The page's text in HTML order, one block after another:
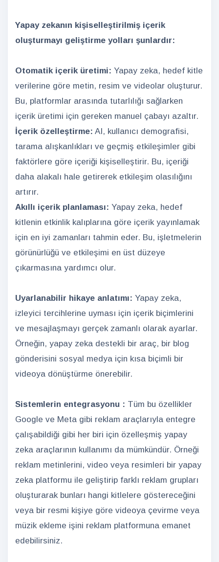
Yapay zekanın kişiselleştirilmiş içerik
oluşturmayı geliştirme yolları şunlardır:
Otomatik içerik üretimi: Yapay zeka, hedef kitle
verilerine göre metin, resim ve videolar oluşturur.
Bu, platformlar arasında tutarlılığı sağlarken
içerik üretimi için gereken manuel çabayı azaltır.
İçerik özelleştirme: AI, kullanıcı demografisi,
tarama alışkanlıkları ve geçmiş etkileşimler gibi
faktörlere göre içeriği kişiselleştirir. Bu, içeriği
daha alakalı hale getirerek etkileşim olasılığını
artırır.
Akıllı içerik planlaması: Yapay zeka, hedef
kitlenin etkinlik kalıplarına göre içerik yayınlamak
için en iyi zamanları tahmin eder. Bu, işletmelerin
görünürlüğü ve etkileşimi en üst düzeye
çıkarmasına yardımcı olur.
Uyarlanabilir hikaye anlatımı: Yapay zeka,
izleyici tercihlerine uyması için içerik biçimlerini
ve mesajlaşmayı gerçek zamanlı olarak ayarlar.
Örneğin, yapay zeka destekli bir araç, bir blog
gönderisini sosyal medya için kısa biçimli bir
videoya dönüştürme önerebilir.
Sistemlerin entegrasyonu : Tüm bu özellikler
Google ve Meta gibi reklam araçlarıyla entegre
çalışabildiği gibi her biri için özelleşmiş yapay
zeka araçlarının kullanımı da mümkündür. Örneği
reklam metinlerini, video veya resimleri bir yapay
zeka platformu ile geliştirip farklı reklam grupları
oluşturarak bunları hangi kitlelere göstereceğini
veya bir resmi kişiye göre videoya çevirme veya
müzik ekleme işini reklam platformuna emanet
edebilirsiniz.